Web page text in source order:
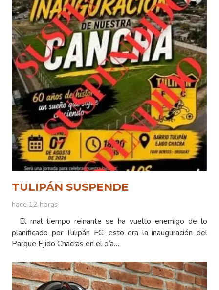
TULIPÁN SUSPENDE
hace 12 horas
El mal tiempo reinante se ha vuelto enemigo de lo
planificado por Tulipán FC, esto era la inauguración del
Parque Ejido Chacras en el día…